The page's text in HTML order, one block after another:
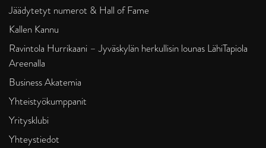
Jäädytetyt numerot & Hall of Fame
Kallen Kannu
Ravintola Hurrikaani – Jyväskylän herkullisin lounas LähiTapiola
Areenalla
Business Akatemia
Yhteistyökumppanit
Yritysklubi
Yhteystiedot